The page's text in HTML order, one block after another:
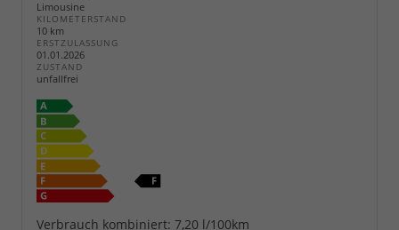
Limousine
KILOMETERSTAND
10 km
ERSTZULASSUNG
01.01.2026
ZUSTAND
unfallfrei
Verbrauch kombiniert: 7,20 l/100km